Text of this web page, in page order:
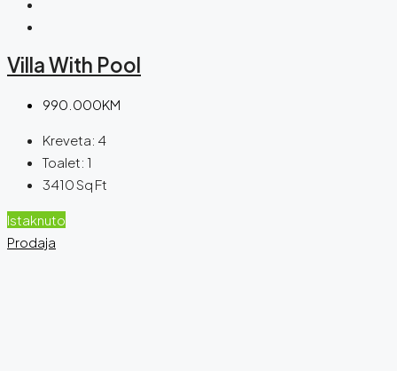
Villa With Pool
990.000KM
Kreveta: 4
Toalet: 1
3410Sq Ft
Istaknuto
Prodaja